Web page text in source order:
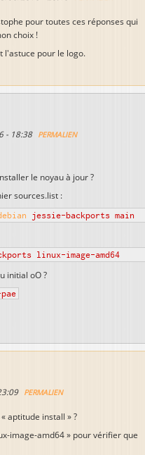
pour toutes ces réponses qui
choix !
l'astuce pour le logo.
- 18:38 PERMALIEN
le noyau à jour ?
sources.list :
jessie-backports main
linux-image-amd64
initial oO ?
PERMALIEN
aptitude install » ?
image-amd64 » pour vérifier que